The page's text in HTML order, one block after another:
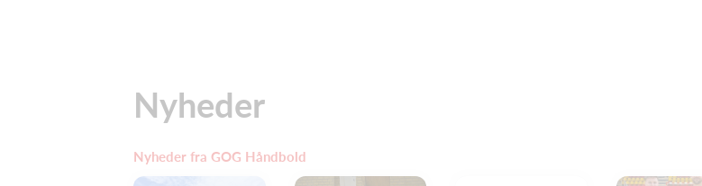
Nyheder
Nyheder fra GOG Håndbold